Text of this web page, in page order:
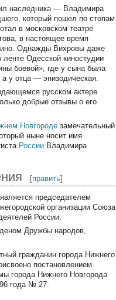
наследника — Владимира
который пошел по стопам
в московском театре
в настоящее время
Однажды Вихровы даже
ленте Одесской киностудии
боевой», где у сына была
а у отца — эпизодическая.
русском актере
добрые отзывы о его
Новгороде замечательный
ныне носит имя
России Владимира
[править]
председателем
организации Союза
России.
Дружбы народов,
гражданин города Нижнего
постановлением
города Нижнего Новгорода
года № 27.